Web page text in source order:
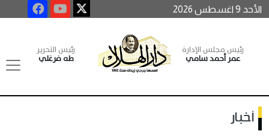
الأحد 9 اغسطس 2026
رئيس مجلس الإدارة
عمر أحمد سامي
رئيس التحرير
طه فرغلي
أخبار